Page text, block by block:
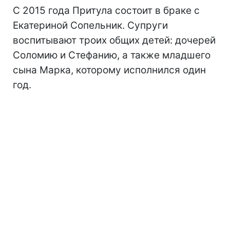
С 2015 года Притула состоит в браке с
Екатериной Сопельник. Супруги
воспитывают троих общих детей: дочерей
Соломию и Стефанию, а также младшего
сына Марка, которому исполнился один
год.